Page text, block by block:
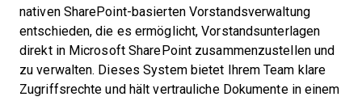
nativen SharePoint-basierten Vorstandsverwaltung
entschieden, die es ermöglicht, Vorstandsunterlagen
direkt in Microsoft SharePoint zusammenzustellen und
zu verwalten. Dieses System bietet Ihrem Team klare
Zugriffsrechte und hält vertrauliche Dokumente in einem